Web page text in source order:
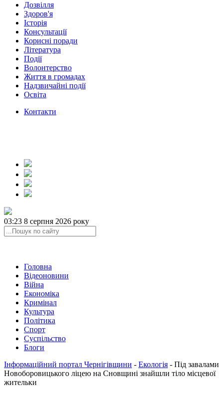
Дозвілля
Здоров'я
Історія
Консультації
Корисні поради
Література
Події
Волонтерство
Життя в громадах
Надзвичайні події
Освіта
Контакти
03:23 8 серпня 2026 року
Головна
Відеоновини
Війна
Економіка
Кримінал
Культура
Політика
Спорт
Суспільство
Блоги
Інформаційний портал Чернігівщини - Екологія - Під завалами
Новоборовицького ліцею на Сновщині знайшли тіло місцевої
жительки